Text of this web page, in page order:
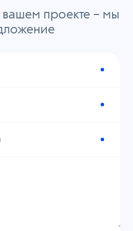
вашем проекте – мы